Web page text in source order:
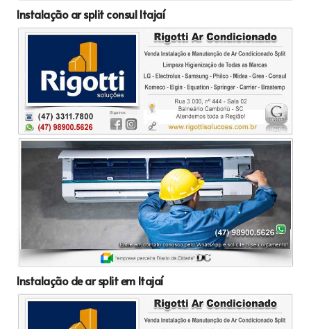
Instalação ar split consul Itajaí
Instalação de ar split em Itajaí